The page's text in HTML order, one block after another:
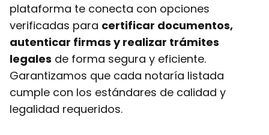
plataforma te conecta con opciones
verificadas para certificar documentos,
autenticar firmas y realizar trámites
legales de forma segura y eficiente.
Garantizamos que cada notaría listada
cumple con los estándares de calidad y
legalidad requeridos.